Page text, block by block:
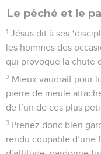
Le péché et le
1 Jésus dit à ses
les hommes des
qui provoque la chute
2 Mieux vaudrait pour
pierre de meule
de l’un de ces plus
3 Prenez donc bien
rendu coupable d’une